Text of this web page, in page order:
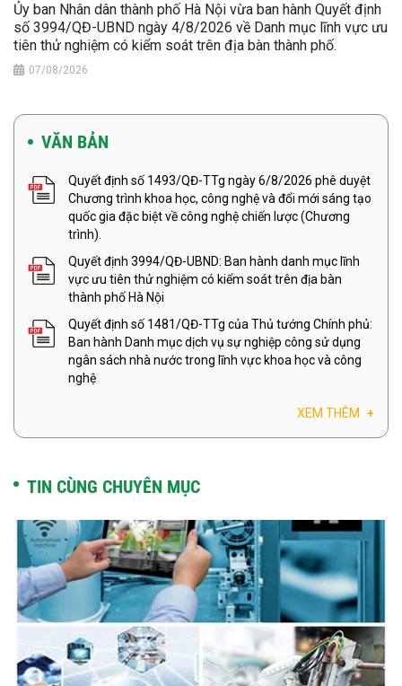
Ủy ban Nhân dân thành phố Hà Nội vừa ban hành Quyết định
số 3994/QĐ-UBND ngày 4/8/2026 về Danh mục lĩnh vực ưu
tiên thử nghiệm có kiểm soát trên địa bàn thành phố.
07/08/2026
VĂN BẢN
Quyết định số 1493/QĐ-TTg ngày 6/8/2026 phê duyệt
Chương trình khoa học, công nghệ và đổi mới sáng tạo
quốc gia đặc biệt về công nghệ chiến lược (Chương
trình).
Quyết định 3994/QĐ-UBND: Ban hành danh mục lĩnh
vực ưu tiên thử nghiệm có kiểm soát trên địa bàn
thành phố Hà Nội
Quyết định số 1481/QĐ-TTg của Thủ tướng Chính phủ:
Ban hành Danh mục dịch vụ sự nghiệp công sử dụng
ngân sách nhà nước trong lĩnh vực khoa học và công
nghệ
XEM THÊM +
TIN CÙNG CHUYÊN MỤC